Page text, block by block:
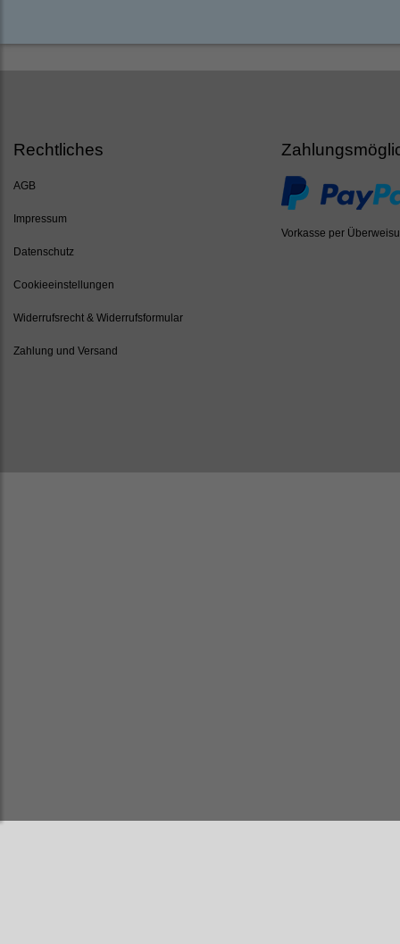
Rechtliches
AGB
Impressum
Datenschutz
Cookieeinstellungen
Widerrufsrecht & Widerrufsformular
Zahlung und Versand
Vorkasse per